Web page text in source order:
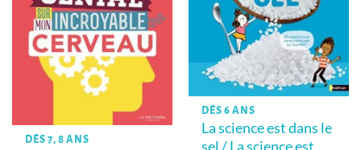
DÈS 7, 8 ANS
DÈS 6 ANS
La science est dans le
sel / La science est